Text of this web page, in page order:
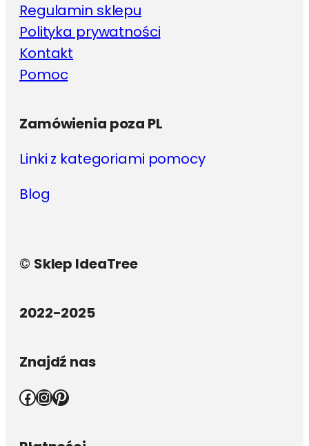
Regulamin sklepu
Polityka prywatności
Kontakt
Pomoc
Zamówienia poza PL
Linki z kategoriami pomocy
Blog
© Sklep IdeaTree
2022-2025
Znajdź nas
Facebook InstagramPinterest